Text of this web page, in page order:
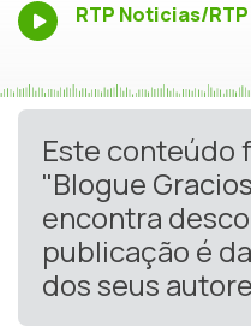
RTP Noticias/RTP
Este conteúdo
"Blogue
encontra
publicação é
dos seus